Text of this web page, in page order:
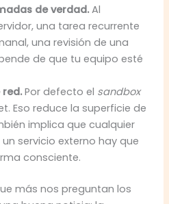
de verdad.Al
una tarea recurrente
una revisión de una
de que tu equipo esté
Por defecto el sandbox
Eso reduce la superficie de
implica que cualquier
servicio externo hay que
consciente.
más nos preguntan los